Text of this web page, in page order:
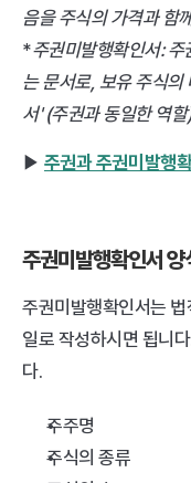
음을 주식의 가격과 함
*주권미발행확인서:
는 문서로, 보유 주식의
서' (주권과 동일한 역할
▶︎ 주권과 주권미발행
주권미발행확인서 양
주권미발행확인서는
일로 작성하시면 됩니
다.
주주명
주식의 종류